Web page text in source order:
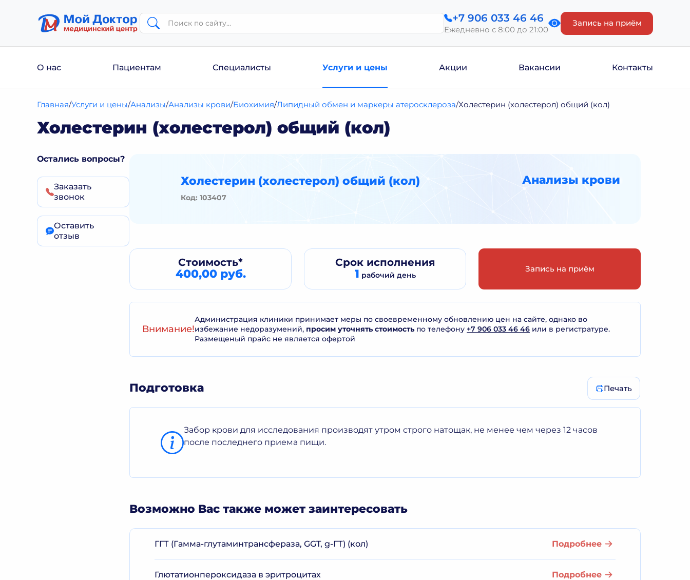
+7 906 033 46 46
Ежедневно с 8:00 до 21:00
Запись на приём
О нас Пациентам Специалисты Услуги и цены Акции Вакансии Контакты
Главная Услуги и цены Анализы Анализы крови Биохимия Липидный обмен и маркеры атеросклероза Холестерин (холестерол) общий (кол)
Холестерин (холестерол) общий (кол)
Остались вопросы?
Заказать
звонок
Оставить
отзыв
Холестерин (холестерол) общий (кол)
Код: 103407
Анализы крови
Стоимость*
400,00 руб.
Срокисполнения
1 рабочий день
Запись на приём
Внимание!
Администрация клиники принимает меры по своевременному обновлению цен на сайте, однако во
избежание недоразумений, просим уточнять стоимостьпо телефону +7 906 033 46 46 или в регистратуре.
Размещеный прайс не является офертой
Подготовка Печать
Забор крови для исследования производят утром строго натощак, не менее чем через 12 часов
после последнего приема пищи.
Возможно Вас также может заинтересовать
ГГТ (Гамма-глутаминтрансфераза, GGT, g-ГТ) (кол) Подробнее
Глютатионпероксидаза в эритроцитах Подробнее